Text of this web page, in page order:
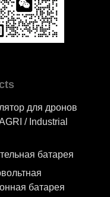
для дронов
/ Industrial
батарея
батарея